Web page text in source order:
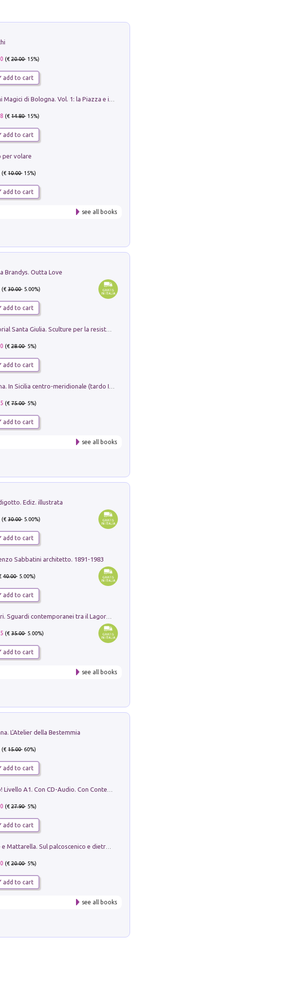
(€20.00- 15%)
add to cart
(€14.80- 15%)
add to cart
per volare
(€10.00- 15%)
add to cart
see all books
Brandys. Outta Love
(€30.00- 5.00%)
add to cart
(€28.00- 5%)
add to cart
(€75.00- 5%)
add to cart
see all books
Ediz. illustrata
(€30.00- 5.00%)
add to cart
Sabbatini architetto. 1891-1983
40.00- 5.00%)
add to cart
(€35.00- 5.00%)
add to cart
see all books
L'Atelier della Bestemmia
(€15.00- 60%)
add to cart
(€27.90- 5%)
add to cart
(€20.00- 5%)
add to cart
see all books